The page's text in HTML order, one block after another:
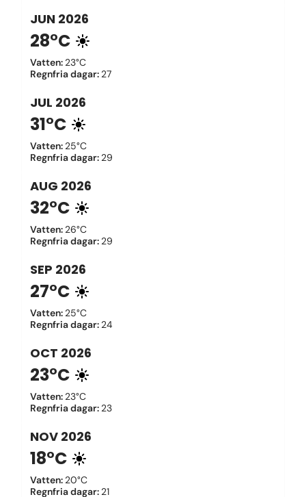
JUN 2026
28°C
Vatten: 23°C
Regnfria dagar: 27
JUL 2026
31°C
Vatten: 25°C
Regnfria dagar: 29
AUG 2026
32°C
Vatten: 26°C
Regnfria dagar: 29
SEP 2026
27°C
Vatten: 25°C
Regnfria dagar: 24
OCT 2026
23°C
Vatten: 23°C
Regnfria dagar: 23
NOV 2026
18°C
Vatten: 20°C
Regnfria dagar: 21